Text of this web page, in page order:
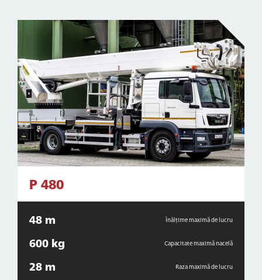
P 480
48 m Înălțime maximă de lucru
600 kg Capacitate maximă nacelă
28 m Raza maximă de lucru